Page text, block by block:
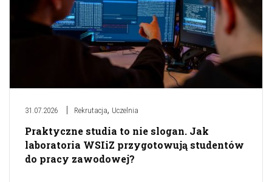
31.07.2026 Rekrutacja, Uczelnia
Praktyczne studia to nie slogan. Jak
laboratoria WSIiZ przygotowują studentów
do pracy zawodowej?